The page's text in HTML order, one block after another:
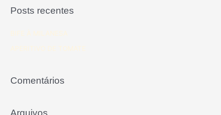
Posts recentes
BIFE À MILANESA
APERITIVO DE TOMATE
Comentários